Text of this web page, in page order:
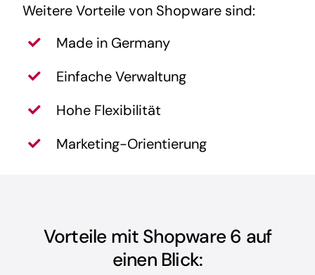
Weitere Vorteile von Shopware sind:
Made in Germany
Einfache Verwaltung
Hohe Flexibilität
Marketing-Orientierung
Vorteile mit Shopware 6 auf
einen Blick: